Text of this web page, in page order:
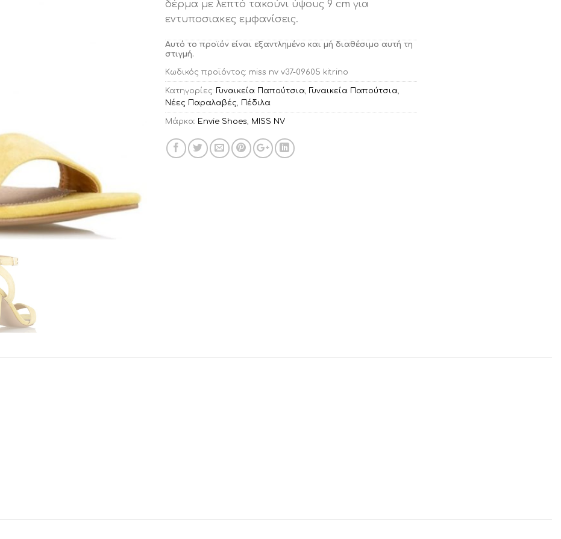
δέρμα με λεπτό τακούνι ύψους 9 cm για
εντυποσιακες εμφανίσεις.
Αυτό το προϊόν είναι εξαντλημένο και μή διαθέσιμο αυτή τη
στιγμή.
Κωδικός προϊόντος: miss nv v37-09605 kitrino
Κατηγορίες: Γυναικεία Παπούτσια, Γυναικεία Παπούτσια,
Νέες Παραλαβές, Πέδιλα
Μάρκα: Envie Shoes, MISS NV